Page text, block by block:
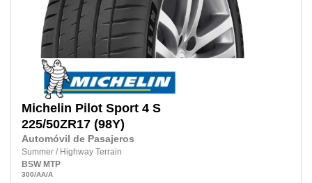
Michelin Pilot Sport 4 S
225/50ZR17 (98Y)
Automóvil de Pasajeros
Summer / Highway Terrain
BSW MTP
300/AA/A